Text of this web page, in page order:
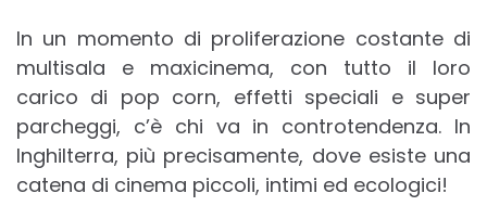
In un momento di proliferazione costante di
multisala e maxicinema, con tutto il loro
carico di pop corn, effetti speciali e super
parcheggi, c’è chi va in controtendenza. In
Inghilterra, più precisamente, dove esiste una
catena di cinema piccoli, intimi ed ecologici!